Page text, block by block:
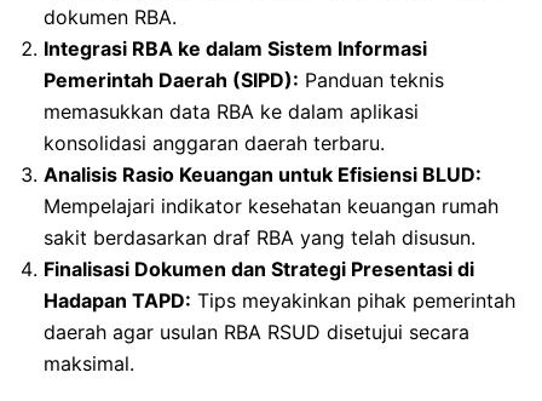
dokumen RBA.
Integrasi RBA ke dalam Sistem Informasi
Pemerintah Daerah (SIPD): Panduan teknis
memasukkan data RBA ke dalam aplikasi
konsolidasi anggaran daerah terbaru.
Analisis Rasio Keuangan untuk Efisiensi BLUD:
Mempelajari indikator kesehatan keuangan rumah
sakit berdasarkan draf RBA yang telah disusun.
Finalisasi Dokumen dan Strategi Presentasi di
Hadapan TAPD: Tips meyakinkan pihak pemerintah
daerah agar usulan RBA RSUD disetujui secara
maksimal.